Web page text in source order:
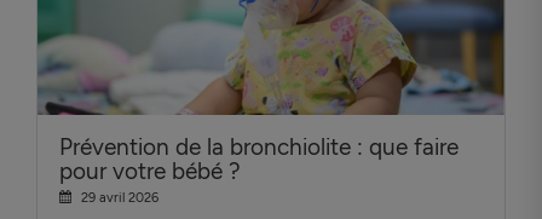
Prévention de la bronchiolite : que faire
pour votre bébé ?
29 avril 2026